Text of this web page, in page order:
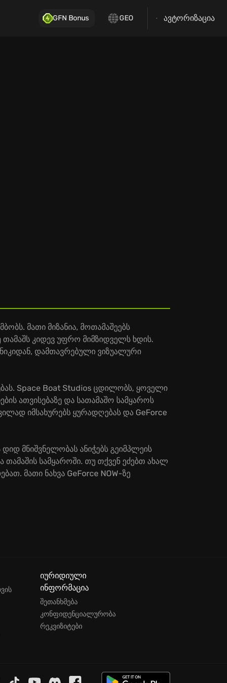
GFN Bonus GEO ავტორიზაცია
მათი მიზანია, მოთამაშეებს
კიდევ უფრო მიმზიდველს ხდის.
დამთავრებული ვიზუალური
Space Boat Studios ცდილობს, ყოველი
ათვისებაზე და სათამაშო სამყაროს
იმსახურებს ყურადღებას და GeForce
მნიშვნელობას ანიჭებს გეიმპლეის
სამყაროში. თუ თქვენ ეძებთ ახალ
მათი ნახვა GeForce NOW-ზე
იურიდიული
ინფორმაცია
შეთანხმება
კონფიდენციალურობა
რეკვიზიტები